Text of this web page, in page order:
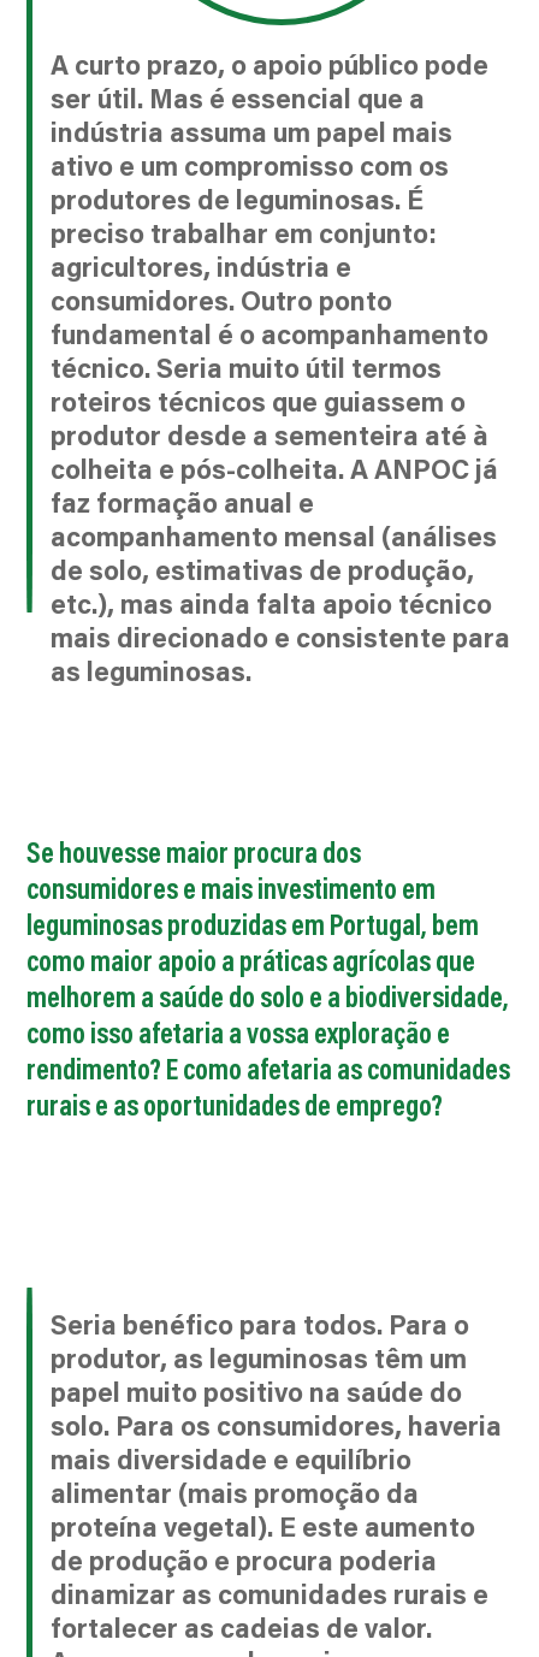
A curto prazo, o apoio público pode
ser útil. Mas é essencial que a
indústria assuma um papel mais
ativo e um compromisso com os
produtores de leguminosas. É
preciso trabalhar em conjunto:
agricultores, indústria e
consumidores. Outro ponto
fundamental é o acompanhamento
técnico. Seria muito útil termos
roteiros técnicos que guiassem o
produtor desde a sementeira até à
colheita e pós-colheita. A ANPOC já
faz formação anual e
acompanhamento mensal (análises
de solo, estimativas de produção,
etc.), mas ainda falta apoio técnico
mais direcionado e consistente para
as leguminosas.
Se houvesse maior procura dos
consumidores e mais investimento em
leguminosas produzidas em Portugal, bem
como maior apoio a práticas agrícolas que
melhorem a saúde do solo e a biodiversidade,
como isso afetaria a vossa exploração e
rendimento? E como afetaria as comunidades
rurais e as oportunidades de emprego?
Seria benéfico para todos. Para o
produtor, as leguminosas têm um
papel muito positivo na saúde do
solo. Para os consumidores, haveria
mais diversidade e equilíbrio
alimentar (mais promoção da
proteína vegetal). E este aumento
de produção e procura poderia
dinamizar as comunidades rurais e
fortalecer as cadeias de valor.